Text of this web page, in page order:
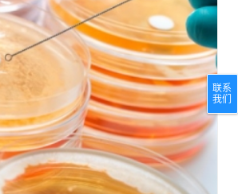
联系
我们